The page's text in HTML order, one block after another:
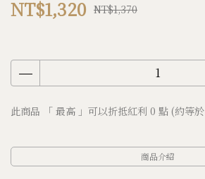
NT$1,320 NT$1,370
此商品 「 最高 」可以折抵紅利 0 點 (約等於
商品介紹